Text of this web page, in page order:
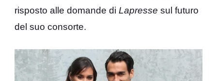
risposto alle domande di Lapresse sul futuro
del suo consorte.